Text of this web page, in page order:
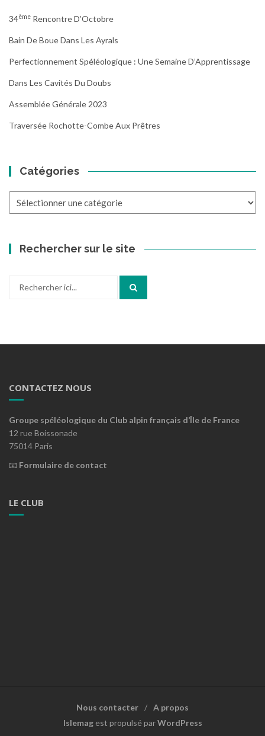
34Ème Rencontre D’Octobre
Bain De Boue Dans Les Ayrals
Perfectionnement Spéléologique : Une Semaine D’Apprentissage
Dans Les Cavités Du Doubs
Assemblée Générale 2023
Traversée Rochotte-Combe Aux Prêtres
Catégories
Rechercher sur le site
CONTACTEZ NOUS
Groupe spéléologique du Club alpin français d’Île de France
12 rue Boissonade
75014 Paris
📧 Formulaire de contact
LE CLUB
Nous contacter
A propos
Islemagest propulsé parWordPress